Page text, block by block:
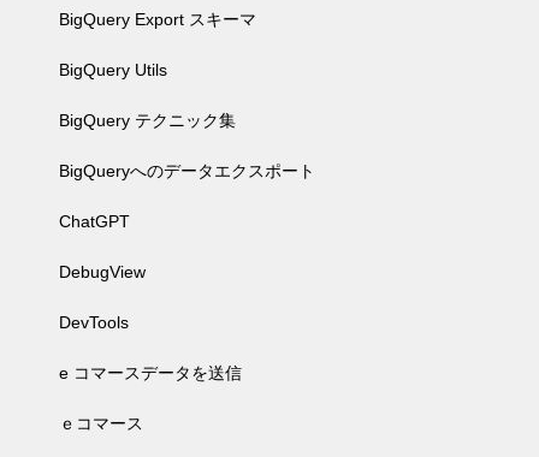
BigQuery Export スキーマ
BigQuery Utils
BigQuery テクニック集
BigQueryへのデータエクスポート
ChatGPT
DebugView
DevTools
e コマースデータを送信
ｅコマース